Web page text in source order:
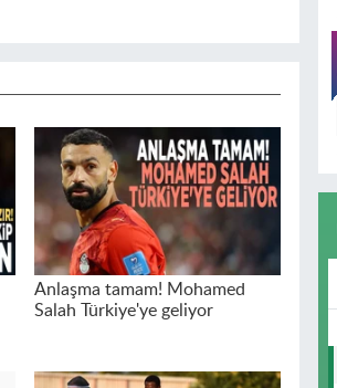
Anlaşma tamam! Mohamed
Salah Türkiye'ye geliyor